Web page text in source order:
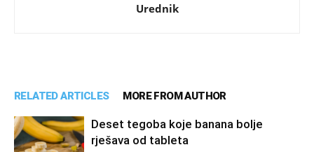
Urednik
RELATED ARTICLES MORE FROM AUTHOR
Deset tegoba koje banana bolje
rješava od tableta